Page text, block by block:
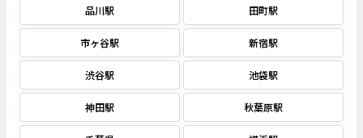
品川駅 田町駅
市ヶ谷駅 新宿駅
渋谷駅 池袋駅
神田駅 秋葉原駅